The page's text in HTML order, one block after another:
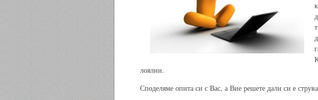
лоялни.
Споделяме опита си с Вас, а Вие решете дали си е